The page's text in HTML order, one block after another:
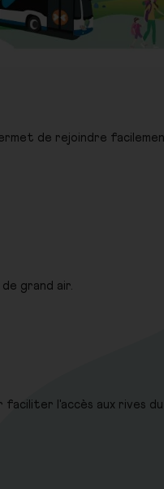
de rejoindre
grand air.
l'accès aux rives du